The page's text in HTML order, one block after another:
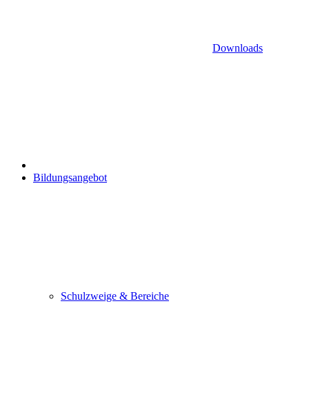
Downloads
Bildungsangebot
Schulzweige & Bereiche